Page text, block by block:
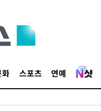
스포츠 연예